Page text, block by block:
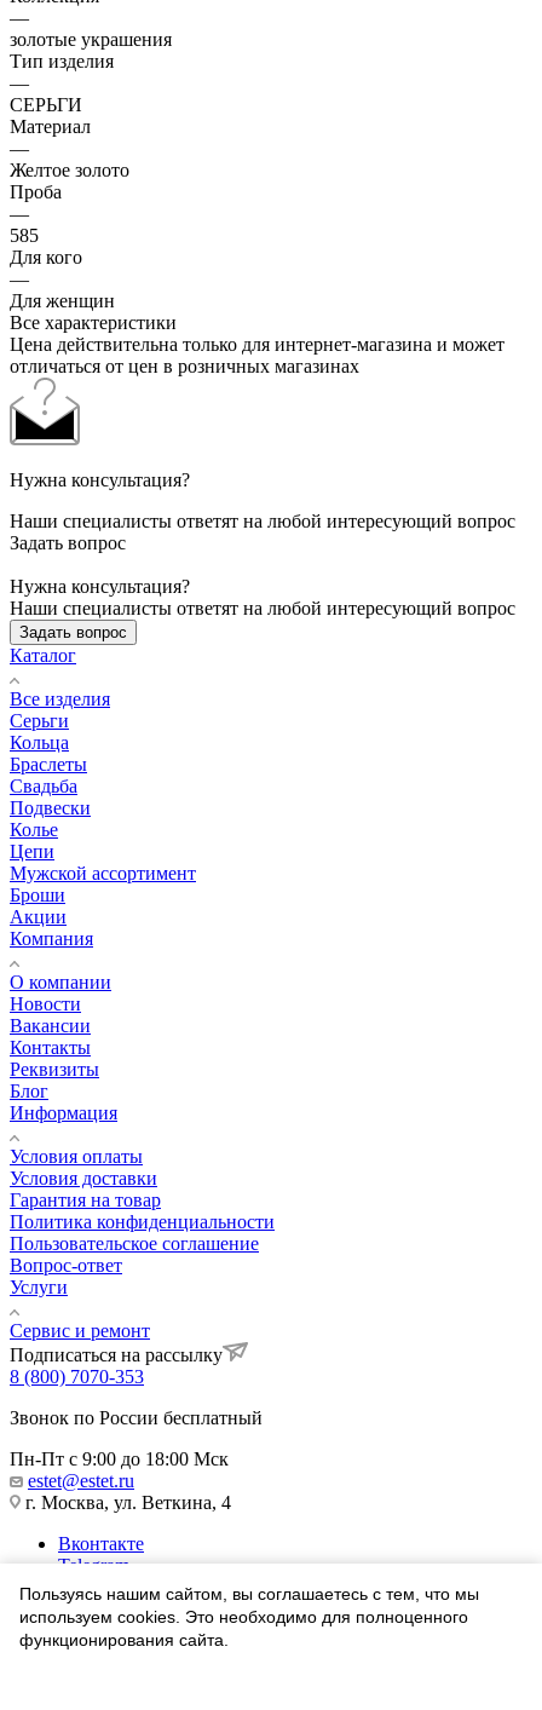
—
золотые украшения
Тип изделия
—
СЕРЬГИ
Материал
—
Желтое золото
Проба
—
585
Для кого
—
Для женщин
Все характеристики
Цена действительна только для интернет-магазина и может
отличаться от цен в розничных магазинах
Нужна консультация?
Наши специалисты ответят на любой интересующий вопрос
Задать вопрос
Нужна консультация?
Наши специалисты ответят на любой интересующий вопрос
Задать вопрос
Каталог
Все изделия
Серьги
Кольца
Браслеты
Свадьба
Подвески
Колье
Цепи
Мужской ассортимент
Броши
Акции
Компания
О компании
Новости
Вакансии
Контакты
Реквизиты
Блог
Информация
Условия оплаты
Условия доставки
Гарантия на товар
Политика конфиденциальности
Пользовательское соглашение
Вопрос-ответ
Услуги
Сервис и ремонт
Подписаться на рассылку
8 (800) 7070-353
Звонок по России бесплатный
Пн-Пт с 9:00 до 18:00 Мск
estet@estet.ru
г. Москва, ул. Веткина, 4
Вконтакте
Telegram
Одноклассники
WhatsApp
1991-2026 © Ювелирный Дом ЭСТЕТ
Пользуясь нашим сайтом, вы соглашаетесь с тем, что мы
используем cookies. Это необходимо для полноценного
функционирования сайта.